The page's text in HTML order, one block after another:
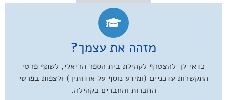
מזהה את עצמך?
כדאי לך להצטרף לקהילת בית הספר הריאלי, לשתף פרטי
התקשרות עדכניים (ומידע נוסף על אודותיך) ולצפות בפרטי
החברות והחברים בקהילה.